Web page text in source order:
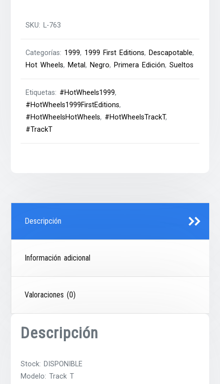
SKU: L-763
Categorías: 1999, 1999 First Editions, Descapotable,
Hot Wheels, Metal, Negro, Primera Edición,Sueltos
Etiquetas: #HotWheels1999,
#HotWheels1999FirstEditions,
#HotWheelsHotWheels, #HotWheelsTrackT,
#TrackT
Descripción
Información adicional
Valoraciones (0)
Descripción
Stock: DISPONIBLE
Modelo: Track T